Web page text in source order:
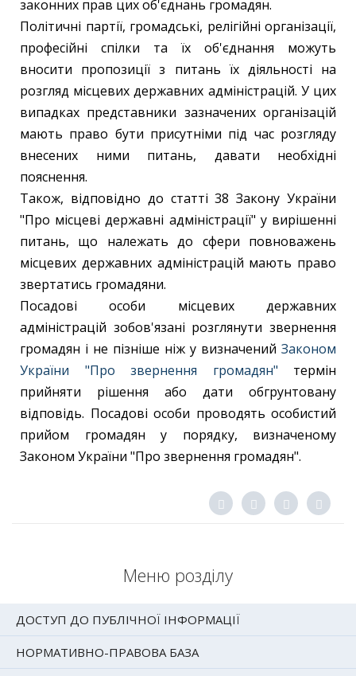
Меню розділу
ДОСТУП ДО ПУБЛІЧНОЇ ІНФОРМАЦІЇ
НОРМАТИВНО-ПРАВОВА БАЗА
законних прав цих об'єднань громадян.
Політичні партії, громадські, релігійні організації,
професійні спілки та їх об'єднання можуть
вносити пропозиції з питань їх діяльності на
розгляд місцевих державних адміністрацій. У цих
випадках представники зазначених організацій
мають право бути присутніми під час розгляду
внесених ними питань, давати необхідні
пояснення.
Також, відповідно до статті 38 Закону України
"Про місцеві державні адміністрації" у вирішенні
питань, що належать до сфери повноважень
місцевих державних адміністрацій мають право
звертатись громадяни.
Посадові особи місцевих державних
адміністрацій зобов'язані розглянути звернення
громадян і не пізніше ніж у визначений Законом
України "Про звернення громадян" термін
прийняти рішення або дати обгрунтовану
відповідь. Посадові особи проводять особистий
прийом громадян у порядку, визначеному
Законом України "Про звернення громадян".